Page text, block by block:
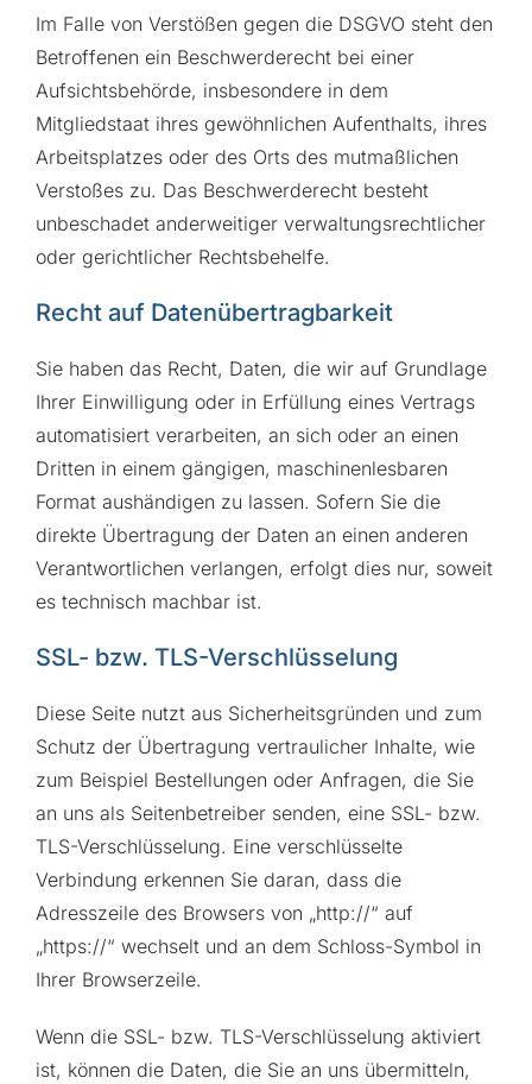
Im Falle von Verstößen gegen die DSGVO steht den
Betroffenen ein Beschwerderecht bei einer
Aufsichtsbehörde, insbesondere in dem
Mitgliedstaat ihres gewöhnlichen Aufenthalts, ihres
Arbeitsplatzes oder des Orts des mutmaßlichen
Verstoßes zu. Das Beschwerderecht besteht
unbeschadet anderweitiger verwaltungsrechtlicher
oder gerichtlicher Rechtsbehelfe.
Recht auf Daten­übertrag­barkeit
Sie haben das Recht, Daten, die wir auf Grundlage
Ihrer Einwilligung oder in Erfüllung eines Vertrags
automatisiert verarbeiten, an sich oder an einen
Dritten in einem gängigen, maschinenlesbaren
Format aushändigen zu lassen. Sofern Sie die
direkte Übertragung der Daten an einen anderen
Verantwortlichen verlangen, erfolgt dies nur, soweit
es technisch machbar ist.
SSL- bzw. TLS-Verschlüsselung
Diese Seite nutzt aus Sicherheitsgründen und zum
Schutz der Übertragung vertraulicher Inhalte, wie
zum Beispiel Bestellungen oder Anfragen, die Sie
an uns als Seitenbetreiber senden, eine SSL- bzw.
TLS-Verschlüsselung. Eine verschlüsselte
Verbindung erkennen Sie daran, dass die
Adresszeile des Browsers von „http://“ auf
„https://“ wechselt und an dem Schloss-Symbol in
Ihrer Browserzeile.
Wenn die SSL- bzw. TLS-Verschlüsselung aktiviert
ist, können die Daten, die Sie an uns übermitteln,